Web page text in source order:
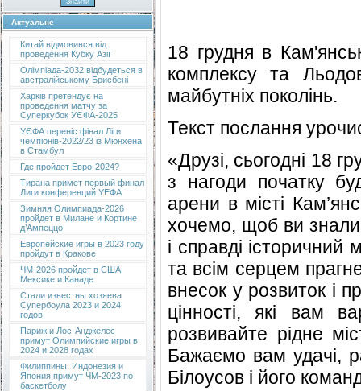
Актуальне
Китай відмовився від
проведення Кубку Азії
Олімпіада-2032 відбудеться в
австралійському Брисбені
Харків претендує на
проведення матчу за
Суперкубок УЄФА-2025
УЄФА переніс фінал Ліги
чемпіонів-2022/23 із Мюнхена
в Стамбул
Где пройдет Евро-2024?
Тирана примет первый финал
Лиги конференций УЕФА
Зимняя Олимпиада-2026
пройдет в Милане и Кортине
д’Ампеццо
Европейские игры в 2023 году
пройдут в Кракове
ЧМ-2026 пройдет в США,
Мексике и Канаде
Стали известны хозяева
Супербоула 2023 и 2024
годов
Париж и Лос-Анджелес
примут Олимпийские игры в
2024 и 2028 годах
Филиппины, Индонезия и
Япония примут ЧМ-2023 по
баскетболу
18 грудня в
комплексу та
майбутніх поколінь.
Текст послання
«Друзі, сьогодні 18
з нагоди початку
арени в місті
хочемо, щоб ви знали:
і справді
та всім серцем
внесок у розвиток і
цінності, які вам
розвивайте рідне
Бажаємо вам удачі,
Білоусов і його